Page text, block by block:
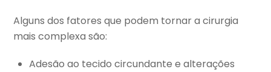
Alguns dos fatores que podem tornar a cirurgia
mais complexa são:
Adesão ao tecido circundante e alterações